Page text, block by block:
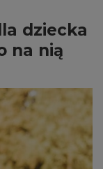
dziecka
na nią